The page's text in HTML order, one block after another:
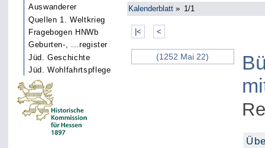
Auswanderer
Quellen 1. Weltkrieg
Fragebogen HNWb
Geburten-, ...register
Jüd. Geschichte
Jüd. Wohlfahrtspflege
Kalenderblatt » 1/1
|< <
(1252 Mai 22)